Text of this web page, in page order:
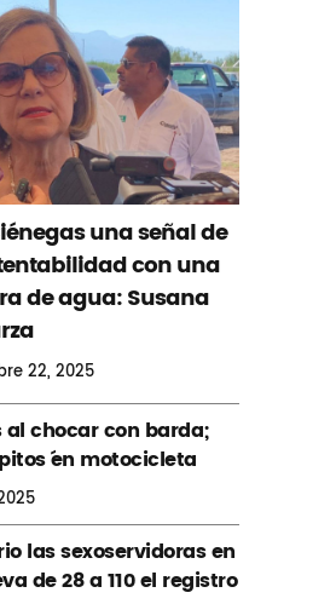
una señal de
con una
de agua: Susana
22, 2025
al chocar con barda;
´en motocicleta
las sexoservidoras en
de 28 a 110 el registro